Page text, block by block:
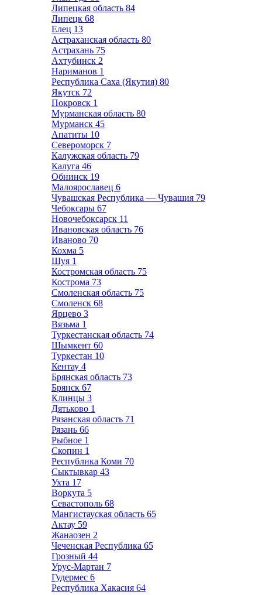
Липецкая область 84
Липецк 68
Елец 13
Астраханская область 80
Астрахань 75
Ахтубинск 2
Нариманов 1
Республика Саха (Якутия) 80
Якутск 72
Покровск 1
Мурманская область 80
Мурманск 45
Апатиты 10
Североморск 7
Калужская область 79
Калуга 46
Обнинск 19
Малоярославец 6
Чувашская Республика — Чувашия 79
Чебоксары 67
Новочебоксарск 11
Ивановская область 76
Иваново 70
Кохма 5
Шуя 1
Костромская область 75
Кострома 73
Смоленская область 75
Смоленск 68
Ярцево 3
Вязьма 1
Туркестанская область 74
Шымкент 60
Туркестан 10
Кентау 4
Брянская область 73
Брянск 67
Клинцы 3
Дятьково 1
Рязанская область 71
Рязань 66
Рыбное 1
Скопин 1
Республика Коми 70
Сыктывкар 43
Ухта 17
Воркута 5
Севастополь 68
Мангистауская область 65
Актау 59
Жанаозен 2
Чеченская Республика 65
Грозный 44
Урус-Мартан 7
Гудермес 6
Республика Хакасия 64